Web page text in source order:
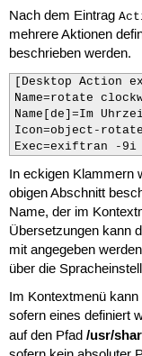
Nach dem Eintrag
mehrere Aktionen
beschrieben werden.
[Desktop Action
Name=rotate
Name[de]=Im
Icon=object-
Exec=exiftran -9i
In eckigen Klammern
obigen Abschnitt
Name, der im
Übersetzungen kann
mit angegeben
über die
Im Kontextmenü
sofern eines definiert
auf den Pfad /usr/